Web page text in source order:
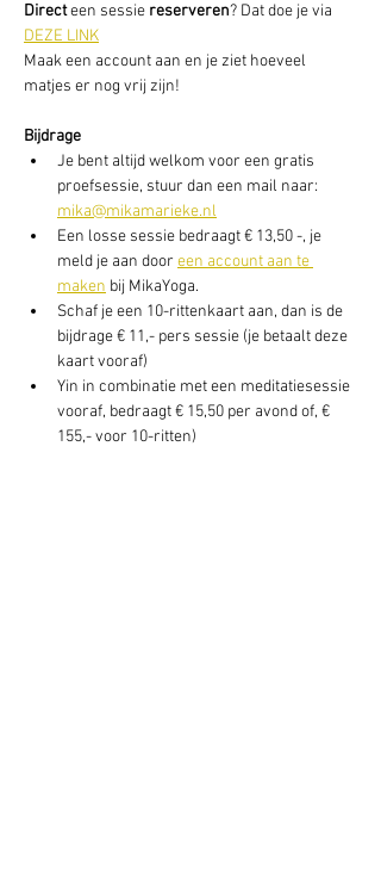
Direct een sessie reserveren? Dat doe je via
DEZE LINK
Maak een account aan en je ziet hoeveel
matjes er nog vrij zijn!
Bijdrage
Je bent altijd welkom voor een gratis
proefsessie, stuur dan een mail naar:
mika@mikamarieke.nl
Een losse sessie bedraagt € 13,50 -, je
meld je aan door een account aan te
maken bij MikaYoga.
Schaf je een 10-rittenkaart aan, dan is de
bijdrage € 11,- pers sessie (je betaalt deze
kaart vooraf)
Yin in combinatie met een meditatiesessie
vooraf, bedraagt € 15,50 per avond of, €
155,- voor 10-ritten)